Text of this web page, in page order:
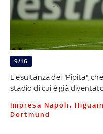
9/16
L'esultanza del "Pipita",
stadio di cui è già
Impresa Napoli, Higuain e Insigne stendono il
Dortmund